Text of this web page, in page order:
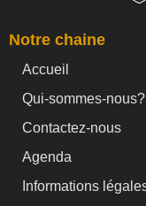
Notre chaine
Accueil
Qui-sommes-nous?
Contactez-nous
Agenda
Informations